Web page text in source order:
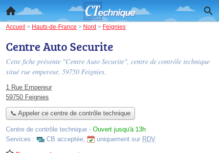
Accueil > Hauts-de-France > Nord > Feignies
Centre Auto Securite
Cette fiche présente "Centre Auto Securite", centre de contrôle technique
situé rue empereur, 59750 Feignies.
1 Rue Empereur
59750 Feignies
📞 Appeler ce centre de contrôle technique
Centre de contrôle technique - Ouvert jusqu'à 13h
Services :
CB acceptée, uniquement sur RDV